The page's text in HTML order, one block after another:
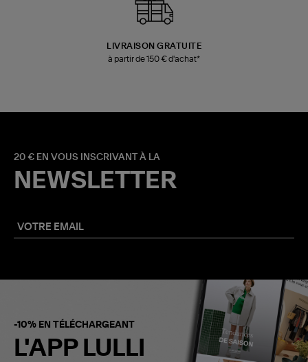
LIVRAISON GRATUITE
à partir de 150 € d'achat*
20 € EN VOUS INSCRIVANT À LA
NEWSLETTER
-10% EN TÉLÉCHARGEANT
L'APP LULLI